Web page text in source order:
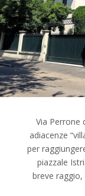
Via Perrone
adiacenze
per
piazzale
breve